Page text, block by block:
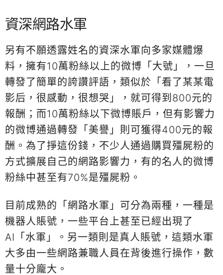
資深網路水軍
另有不願透露姓名的資深水軍向多家媒體爆
料，擁有10萬粉絲以上的微博「大號」，一旦
轉發了簡單的誇讚評語，類似於「看了某某電
影后，很感動，很想哭」，就可得到800元的
報酬；而10萬粉絲以下微博賬戶，但有影響力
的微博通過轉發「美譽」則可獲得400元的報
酬。為了掙這份錢，不少人通過購買殭屍粉的
方式擴展自己的網路影響力，有的名人的微博
粉絲中甚至有70%是殭屍粉。
目前成熟的「網路水軍」可分為兩種，一種是
機器人賬號，一些平台上甚至已經出現了
AI「水軍」。另一類則是真人賬號，這類水軍
大多由一些網路兼職人員在背後進行操作，數
量十分龐大。